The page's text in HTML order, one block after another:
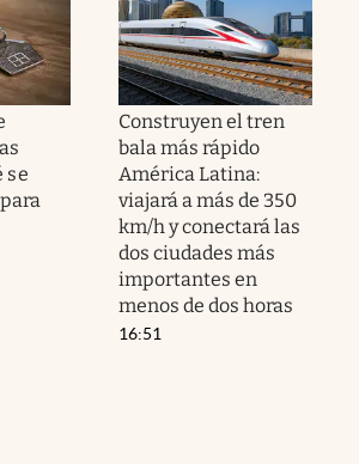
se
Construyen el tren
bala más rápido
América Latina:
viajará a más de 350
km/h y conectará las
dos ciudades más
importantes en
menos de dos horas
16:51